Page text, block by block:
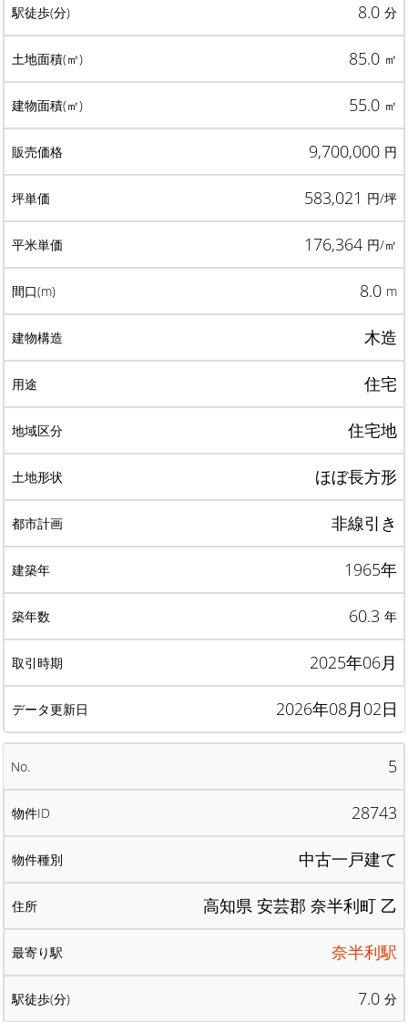
8.0 分
85.0 ㎡
55.0 ㎡
9,700,000 円
583,021 円/坪
176,364 円/㎡
8.0 m
木造
住宅
住宅地
ほぼ長方形
非線引き
1965年
60.3 年
2025年06月
2026年08月02日
5
28743
中古一戸建て
高知県 安芸郡 奈半利町 乙
奈半利駅
7.0 分